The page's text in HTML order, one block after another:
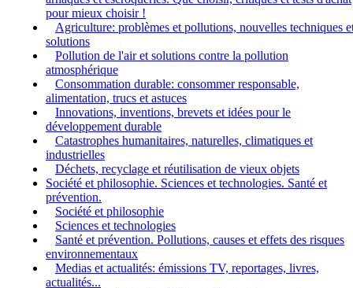
pour mieux choisir !
Agriculture: problèmes et pollutions, nouvelles techniques
solutions
Pollution de l'air et solutions contre la pollution
atmosphérique
Consommation durable: consommer responsable,
alimentation, trucs et astuces
Innovations, inventions, brevets et idées pour le
développement durable
Catastrophes humanitaires, naturelles, climatiques et
industrielles
Déchets, recyclage et réutilisation de vieux objets
Société et philosophie. Sciences et technologies. Santé et
prévention.
Société et philosophie
Sciences et technologies
Santé et prévention. Pollutions, causes et effets des risques
environnementaux
Medias et actualités: émissions TV, reportages, livres,
actualités...